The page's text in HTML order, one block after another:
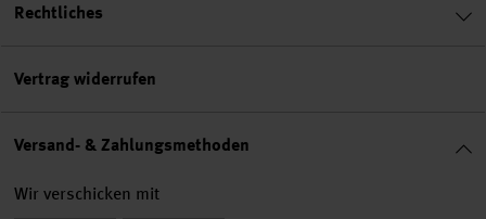
Rechtliches
Vertrag widerrufen
Versand- & Zahlungsmethoden
Wir verschicken mit